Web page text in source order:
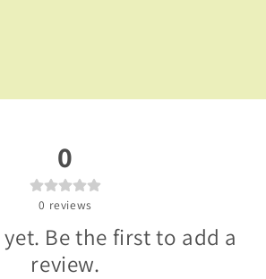
0
0 reviews
Be the first to add a
review.